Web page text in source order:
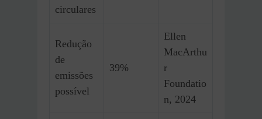
circulares
Redução
de
emissões
possível
39%
Ellen
MacArthu
r
Foundatio
n, 2024